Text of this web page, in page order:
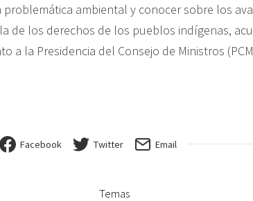
ambiental y conocer sobre los
de los derechos de los pueblos indígenas,
a la Presidencia del Consejo de Ministros
Facebook Twitter Email
Temas